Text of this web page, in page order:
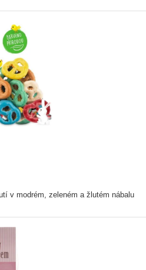
v modrém, zeleném a žlutém nábalu